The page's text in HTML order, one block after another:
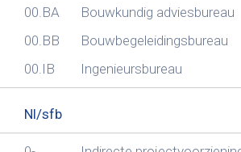
00.BA
Bouwkundig adviesbureau
00.BB
Bouwbegeleidingsbureau
00.IB
Ingenieursbureau
Nl/sfb